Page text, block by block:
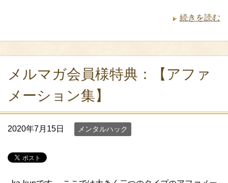
続きを読む
メルマガ会員様特典：【アファ
メーション集】
2020年7月15日 メンタルハック